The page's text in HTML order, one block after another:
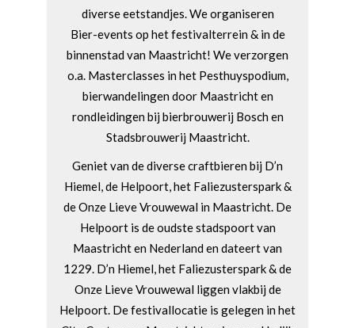
diverse eetstandjes. We organiseren
Bier-events op het festivalterrein & in de
binnenstad van Maastricht! We verzorgen
o.a. Masterclasses in het Pesthuyspodium,
bierwandelingen door Maastricht en
rondleidingen bij bierbrouwerij Bosch en
Stadsbrouwerij Maastricht.
Geniet van de diverse craftbieren bij D’n
Hiemel, de Helpoort, het Faliezusterspark &
de Onze Lieve Vrouwewal in Maastricht. De
Helpoort is de oudste stadspoort van
Maastricht en Nederland en dateert van
1229. D’n Hiemel, het Faliezusterspark & de
Onze Lieve Vrouwewal liggen vlakbij de
Helpoort. De festivallocatie is gelegen in het